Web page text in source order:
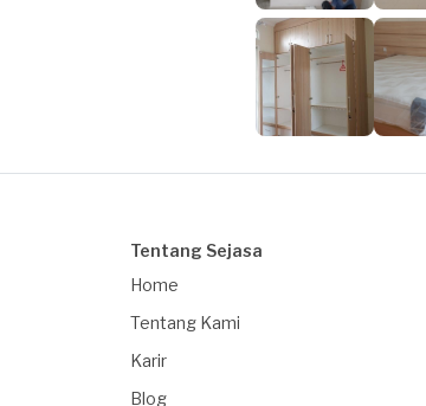
Tentang Sejasa
Home
Tentang Kami
Karir
Blog